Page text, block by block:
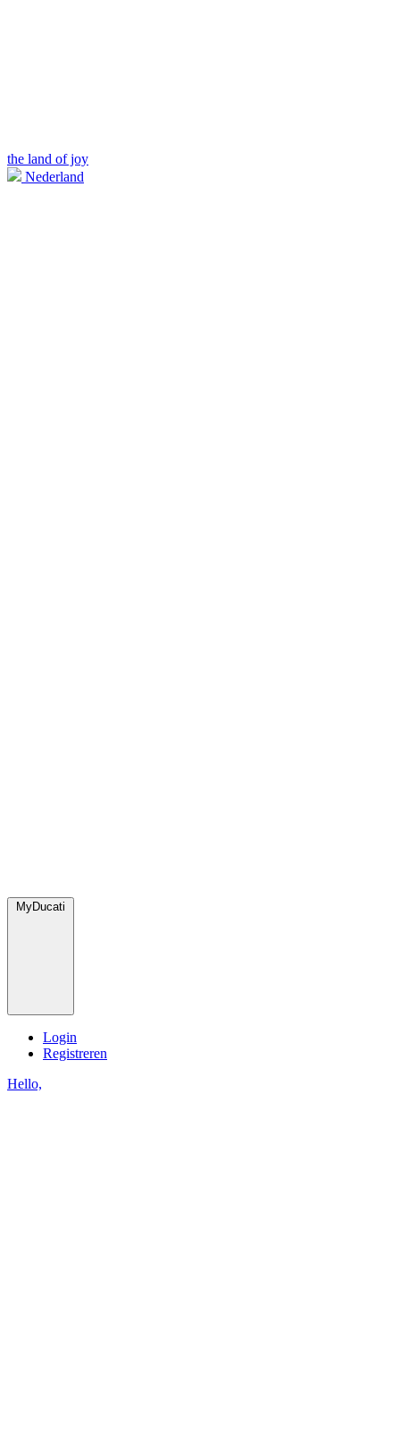
the land of joy
Nederland
MyDucati
Login
Registreren
Hello,